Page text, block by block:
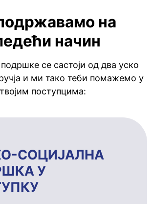
на
начин
се састоји од два уско
и ми тако теби помажемо у
твојим поступцима:
СОЦИЈАЛНА
У